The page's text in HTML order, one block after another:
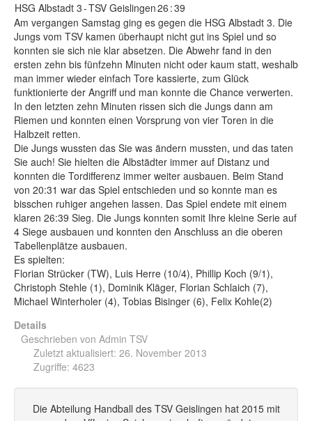
HSG Albstadt 3-TSV Geislingen26 :39
Am vergangen Samstag ging es gegen die HSG Albstadt 3. Die
Jungs vom TSV kamen überhaupt nicht gut ins Spiel und so
konnten sie sich nie klar absetzen. Die Abwehr fand in den
ersten zehn bis fünfzehn Minuten nicht oder kaum statt, weshalb
man immer wieder einfach Tore kassierte, zum Glück
funktionierte der Angriff und man konnte die Chance verwerten.
In den letzten zehn Minuten rissen sich die Jungs dann am
Riemen und konnten einen Vorsprung von vier Toren in die
Halbzeit retten.
Die Jungs wussten das Sie was ändern mussten, und das taten
Sie auch! Sie hielten die Albstädter immer auf Distanz und
konnten die Tordifferenz immer weiter ausbauen. Beim Stand
von 20:31 war das Spiel entschieden und so konnte man es
bisschen ruhiger angehen lassen. Das Spiel endete mit einem
klaren 26:39 Sieg. Die Jungs konnten somit Ihre kleine Serie auf
4 Siege ausbauen und konnten den Anschluss an die oberen
Tabellenplätze ausbauen.
Es spielten:
Florian Strücker (TW), Luis Herre (10/4), Phillip Koch (9/1),
Christoph Stehle (1), Dominik Kläger, Florian Schlaich (7),
Michael Winterholer (4), Tobias Bisinger (6), Felix Kohle(2)
Details
Geschrieben von Admin TSV
Zuletzt aktualisiert: 26. November 2013
Zugriffe: 4623
Die Abteilung Handball des TSV Geislingen hat 2015 mit